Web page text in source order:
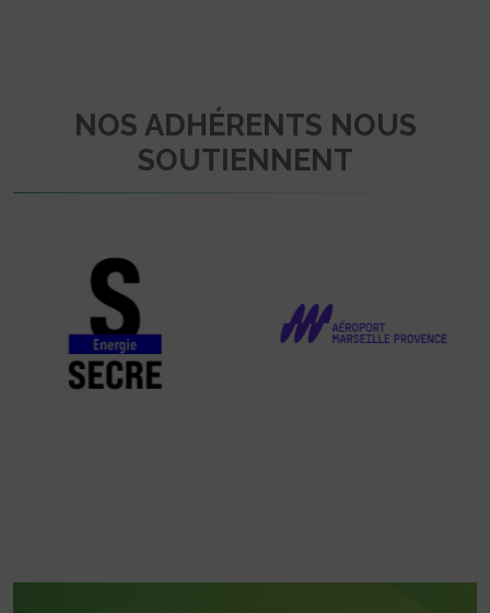
NOS ADHÉRENTS NOUS
SOUTIENNENT